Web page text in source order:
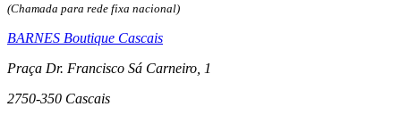
(Chamada para rede fixa nacional)
BARNES Boutique Cascais
Praça Dr. Francisco Sá Carneiro, 1
2750-350 Cascais